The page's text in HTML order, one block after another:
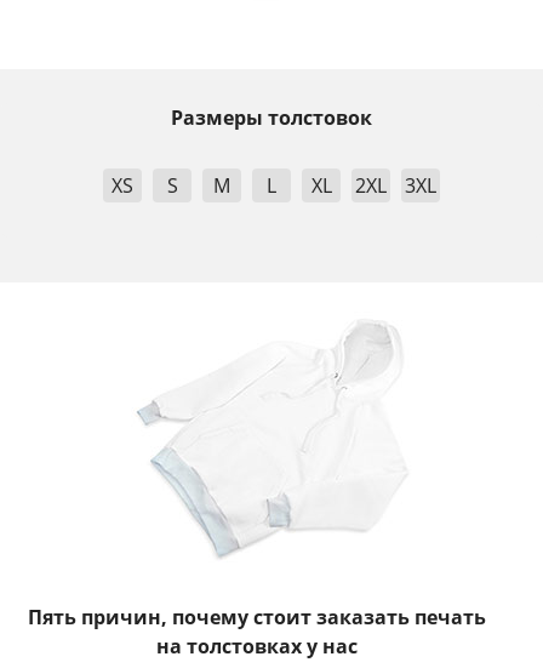
Размеры толстовок
XS S M L XL 2XL 3XL
Пять причин, почемустоит заказать печать
на толстовках у нас